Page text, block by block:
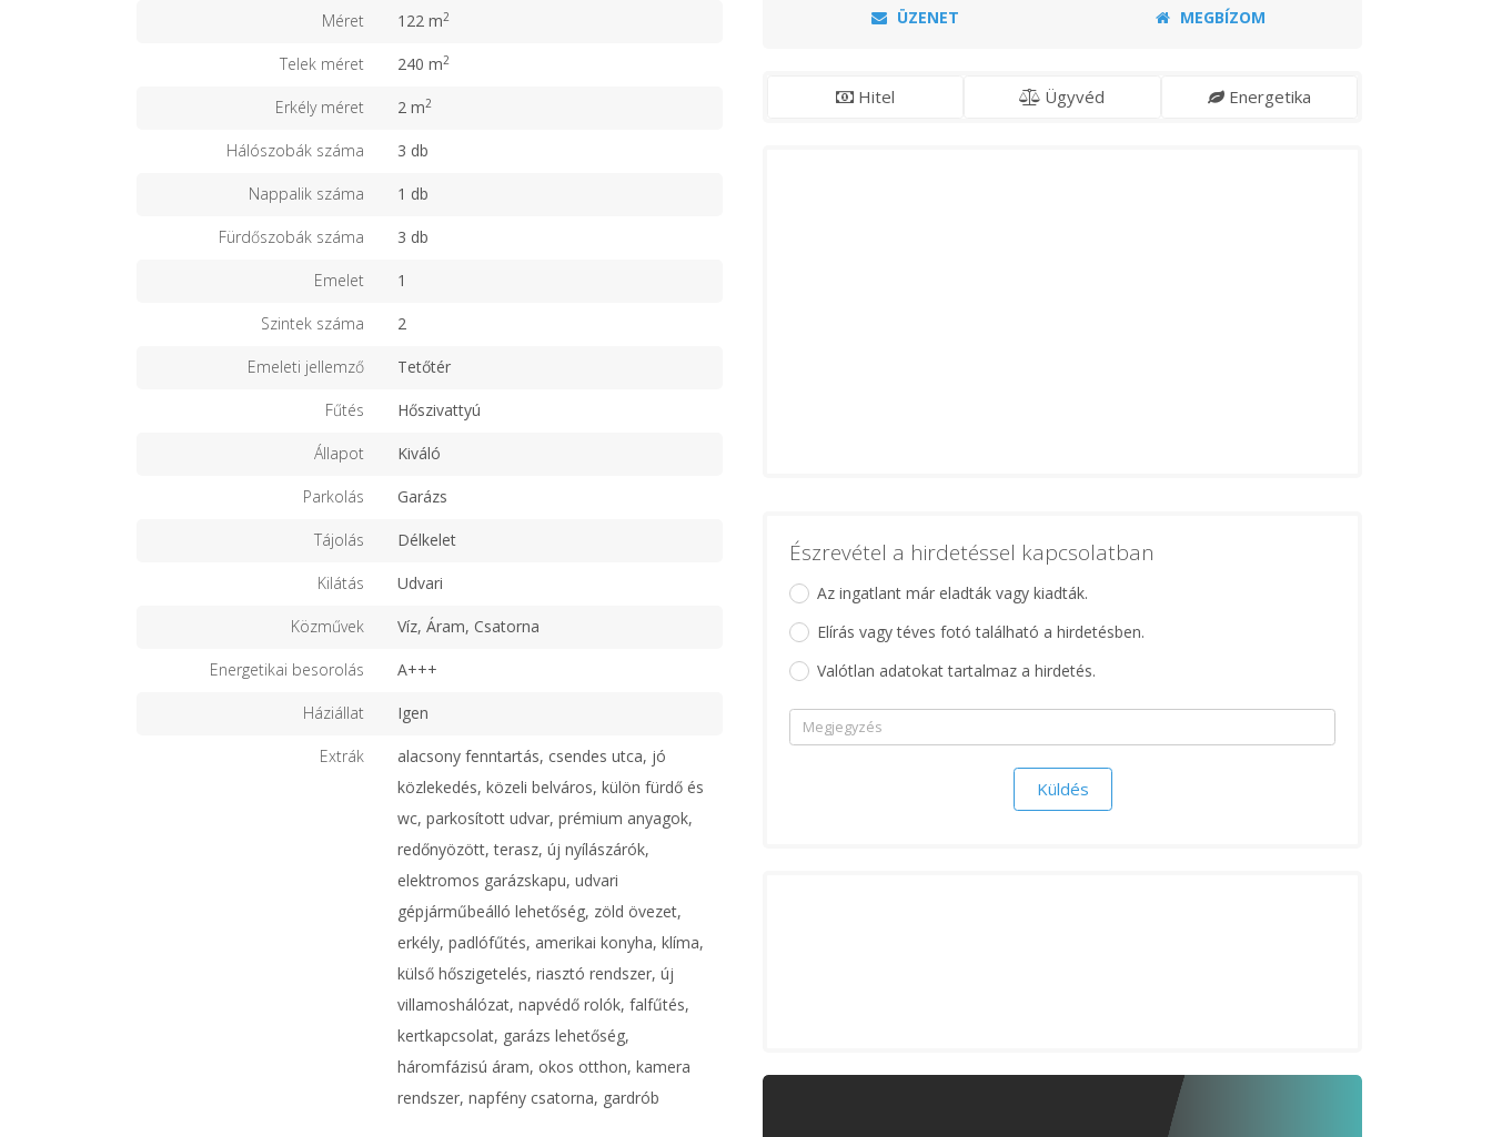
Méret 122 m2
Telek méret 240 m2
Erkély méret 2 m2
Hálószobák száma 3 db
Nappalik száma 1 db
Fürdőszobák száma 3 db
Emelet 1
Szintek száma 2
Emeleti jellemző Tetőtér
Fűtés Hőszivattyú
Állapot Kiváló
Parkolás Garázs
Tájolás Délkelet
Kilátás Udvari
Közművek Víz, Áram, Csatorna
Energetikai besorolás A+++
Háziállat Igen
Extrák
alacsony fenntartás, csendes utca, jó
közlekedés, közeli belváros, külön fürdő és
wc, parkosított udvar, prémium anyagok,
redőnyözött, terasz, új nyílászárók,
elektromos garázskapu, udvari
gépjárműbeálló lehetőség, zöld övezet,
erkély, padlófűtés, amerikai konyha, klíma,
külső hőszigetelés, riasztó rendszer, új
villamoshálózat, napvédő rolók, falfűtés,
kertkapcsolat, garázs lehetőség,
háromfázisú áram, okos otthon, kamera
rendszer, napfény csatorna, gardrób
ÜZENET MEGBÍZOM
Hitel Ügyvéd Energetika
Észrevétel a hirdetéssel kapcsolatban
Az ingatlant már eladták vagy kiadták.
Elírás vagy téves fotó található a hirdetésben.
Valótlan adatokat tartalmaz a hirdetés.